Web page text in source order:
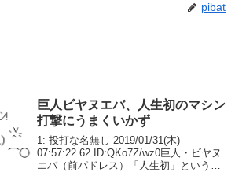
pibat
巨人ビヤヌエバ、人生初のマシン
打撃にうまくいかず
1: 投打な名無し 2019/01/31(木)
07:57:22.62 ID:QKo7Z/wz0巨人・ビヤヌ
エバ（前パドレス）「人生初」という投